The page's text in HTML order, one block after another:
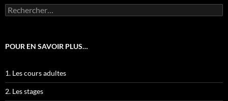
Rechercher :
POUR EN SAVOIR PLUS…
1. Les cours adultes
2. Les stages